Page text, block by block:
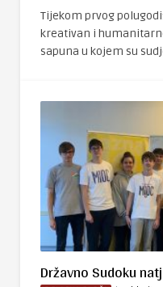
Tijekom prvog
kreativan i
sapuna u kojem su
Državno Sudoku